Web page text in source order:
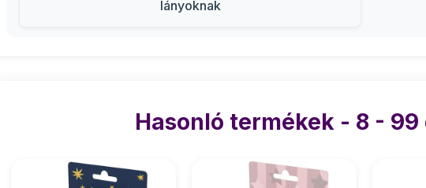
lányoknak
Hasonló termékek - 8 -